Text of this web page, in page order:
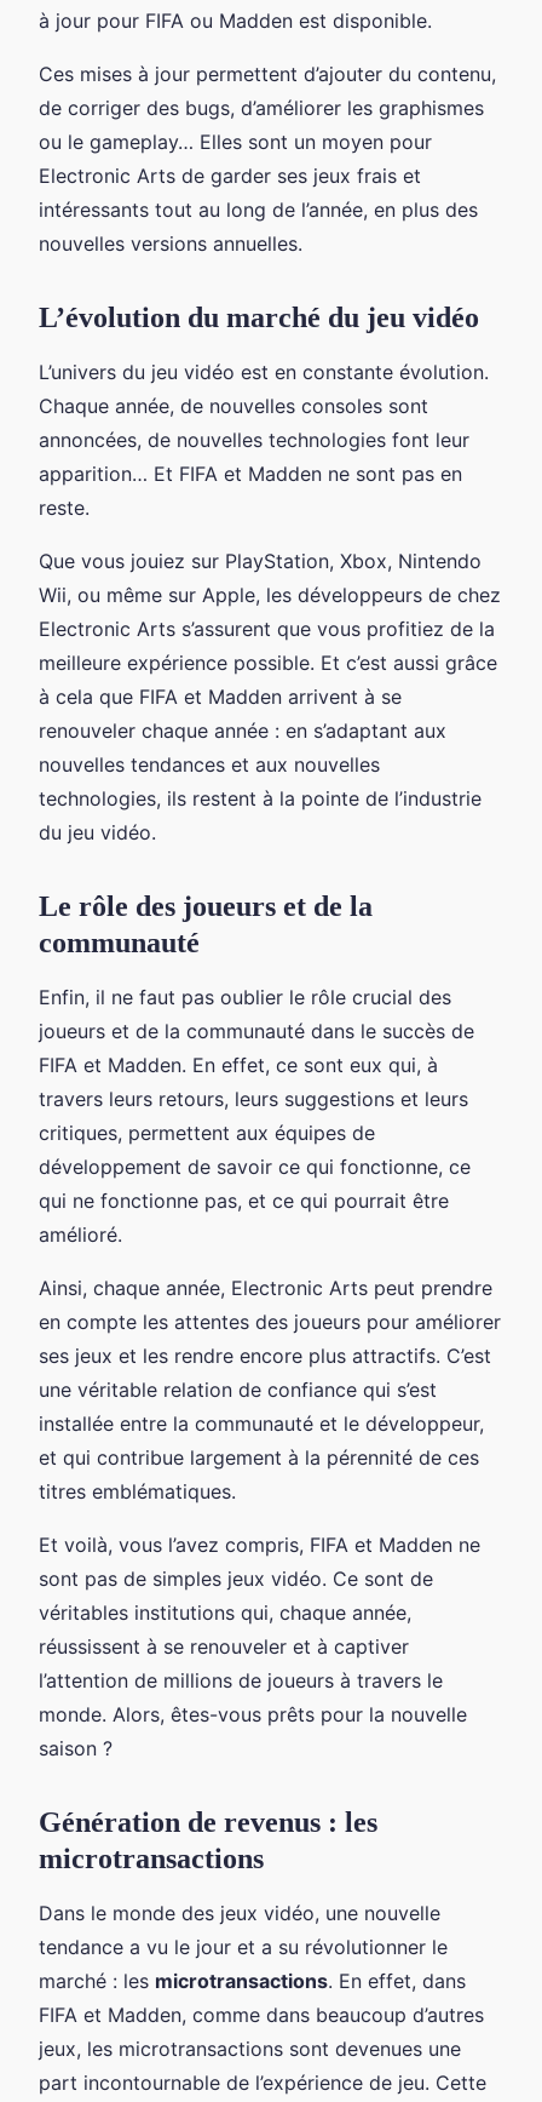
à jour pour FIFA ou Madden est disponible.
Ces mises à jour permettent d’ajouter du contenu,
de corriger des bugs, d’améliorer les graphismes
ou le gameplay… Elles sont un moyen pour
Electronic Arts de garder ses jeux frais et
intéressants tout au long de l’année, en plus des
nouvelles versions annuelles.
L’évolution du marché du jeu vidéo
L’univers du jeu vidéo est en constante évolution.
Chaque année, de nouvelles consoles sont
annoncées, de nouvelles technologies font leur
apparition… Et FIFA et Madden ne sont pas en
reste.
Que vous jouiez sur PlayStation, Xbox, Nintendo
Wii, ou même sur Apple, les développeurs de chez
Electronic Arts s’assurent que vous profitiez de la
meilleure expérience possible. Et c’est aussi grâce
à cela que FIFA et Madden arrivent à se
renouveler chaque année : en s’adaptant aux
nouvelles tendances et aux nouvelles
technologies, ils restent à la pointe de l’industrie
du jeu vidéo.
Le rôle des joueurs et de la
communauté
Enfin, il ne faut pas oublier le rôle crucial des
joueurs et de la communauté dans le succès de
FIFA et Madden. En effet, ce sont eux qui, à
travers leurs retours, leurs suggestions et leurs
critiques, permettent aux équipes de
développement de savoir ce qui fonctionne, ce
qui ne fonctionne pas, et ce qui pourrait être
amélioré.
Ainsi, chaque année, Electronic Arts peut prendre
en compte les attentes des joueurs pour améliorer
ses jeux et les rendre encore plus attractifs. C’est
une véritable relation de confiance qui s’est
installée entre la communauté et le développeur,
et qui contribue largement à la pérennité de ces
titres emblématiques.
Et voilà, vous l’avez compris, FIFA et Madden ne
sont pas de simples jeux vidéo. Ce sont de
véritables institutions qui, chaque année,
réussissent à se renouveler et à captiver
l’attention de millions de joueurs à travers le
monde. Alors, êtes-vous prêts pour la nouvelle
saison ?
Génération de revenus : les
microtransactions
Dans le monde des jeux vidéo, une nouvelle
tendance a vu le jour et a su révolutionner le
marché : les microtransactions. En effet, dans
FIFA et Madden, comme dans beaucoup d’autres
jeux, les microtransactions sont devenues une
part incontournable de l’expérience de jeu. Cette